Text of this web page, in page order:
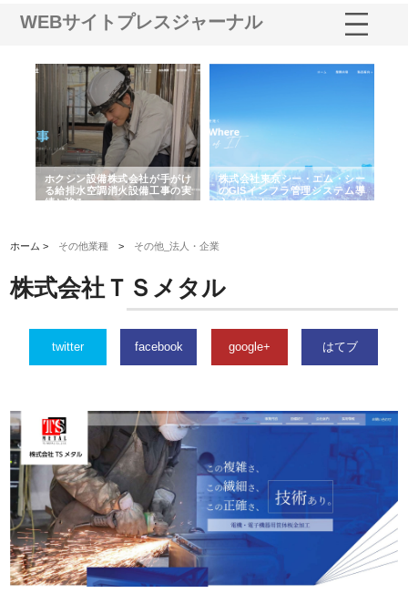
WEBサイトプレスジャーナル
ホクシン設備株式会社が手がけ
る給排水空調消火設備工事の実
績と強み
株式会社東京シー・エム・シー
のGISインフラ管理システム導
入メリット
ホーム > その他業種 > その他_法人・企業
株式会社ＴＳメタル
twitter facebook google+ はてブ